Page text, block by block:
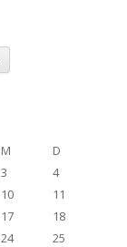
M
D
3
4
10
11
17
18
24
25